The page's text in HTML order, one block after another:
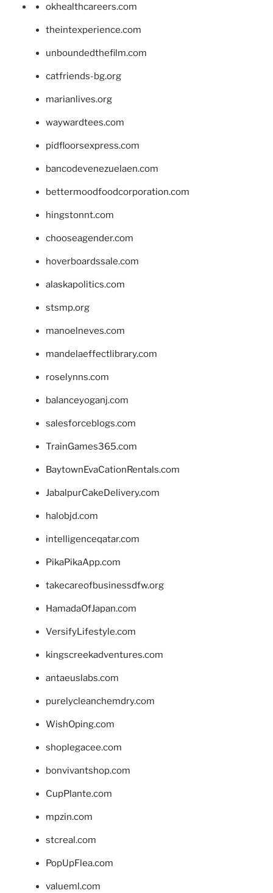
okhealthcareers.com
theintexperience.com
unboundedthefilm.com
catfriends-bg.org
marianlives.org
waywardtees.com
pidfloorsexpress.com
bancodevenezuelaen.com
bettermoodfoodcorporation.com
hingstonnt.com
chooseagender.com
hoverboardssale.com
alaskapolitics.com
stsmp.org
manoelneves.com
mandelaeffectlibrary.com
roselynns.com
balanceyoganj.com
salesforceblogs.com
TrainGames365.com
BaytownEvaCationRentals.com
JabalpurCakeDelivery.com
halobjd.com
intelligenceqatar.com
PikaPikaApp.com
takecareofbusinessdfw.org
HamadaOfJapan.com
VersifyLifestyle.com
kingscreekadventures.com
antaeuslabs.com
purelycleanchemdry.com
WishOping.com
shoplegacee.com
bonvivantshop.com
CupPlante.com
mpzin.com
stcreal.com
PopUpFlea.com
valueml.com